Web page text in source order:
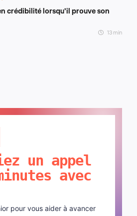
crédibilité lorsqu’il prouve son
13 min
un appel
avec
pour vous aider à avancer